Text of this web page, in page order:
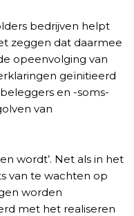
bedrijven helpt
zeggen dat daarmee
opeenvolging van
geïnitieerd
en -soms-
van
wordt’. Net als in het
van te wachten op
worden
met het realiseren